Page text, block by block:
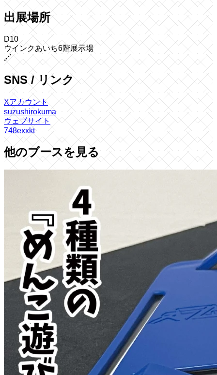
出展場所
D10
ウインクあいち6階展示場
🔗
SNS / リンク
Xアカウント
suzushirokuma
ウェブサイト
748exxkt
他のブースを見る